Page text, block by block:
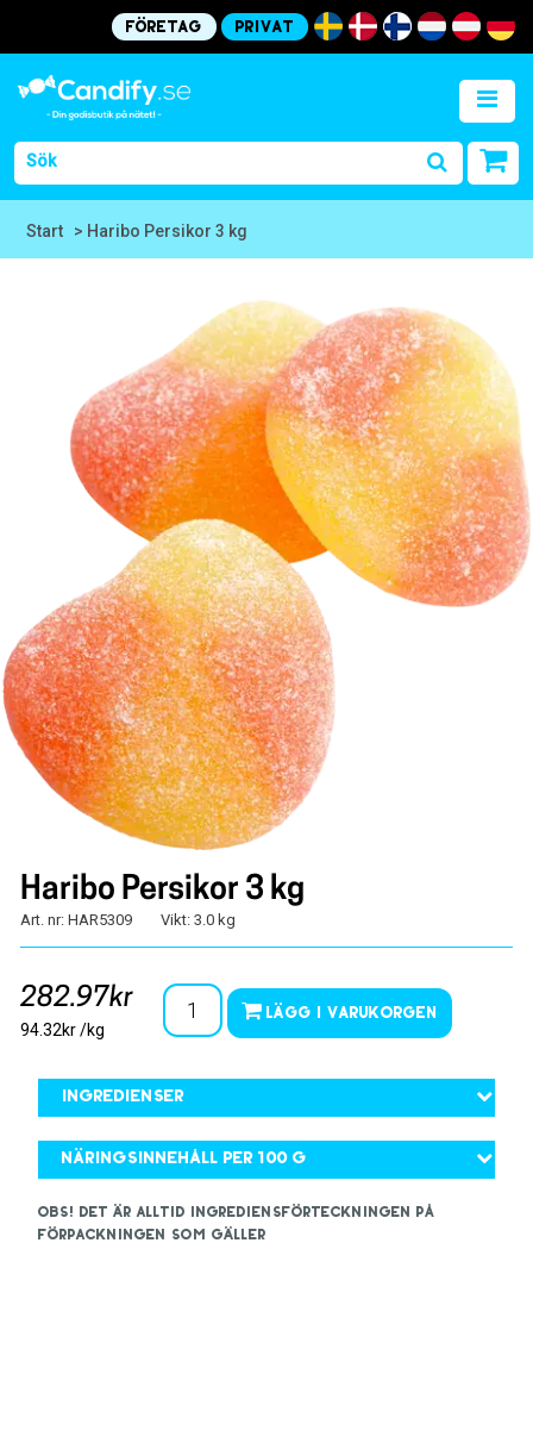
Företag Privat
Start > Haribo Persikor 3 kg
Haribo Persikor 3 kg
Art. nr: HAR5309 Vikt: 3.0 kg
282.97kr
94.32kr /kg
Lägg i varukorgen
Ingredienser
Näringsinnehåll per 100 g
OBS! Det är alltid ingrediensförteckningen på
förpackningen som gäller